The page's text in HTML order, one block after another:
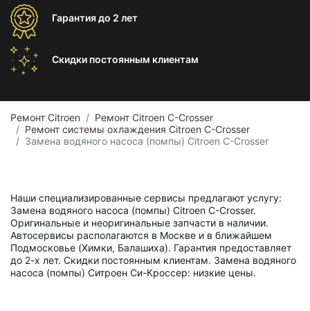
Гарантиядо 2 лет
Скидки постоянным клиентам
Ремонт Citroen
Ремонт Citroen C-Crosser
Ремонт системы охлаждения Citroen C-Crosser
Замена водяного насоса (помпы) Citroen C-Crosser
Наши специализированные сервисы предлагают услугу:
Замена водяного насоса (помпы) Citroen C-Crosser.
Оригинальные и неоригинальные запчасти в наличии.
Автосервисы располагаются в Москве и в ближайшем
Подмосковье (Химки, Балашиха). Гарантия предоставляет
до 2-х лет. Скидки постоянным клиентам. Замена водяного
насоса (помпы) Ситроен Си-Кроссер: низкие цены.